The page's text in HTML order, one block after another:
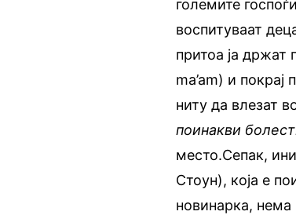
големите
воспитуваат
притоа ја држат
ma’am) и
ниту да влезат
поинакви
место.Сепак,
Стоун), која е
новинарка, нема